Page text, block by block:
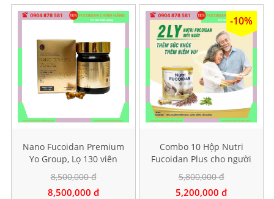
Nano Fucoidan Premium
Yo Group, Lọ 130 viên
8,500,000 đ
8,500,000 đ
-10%
Combo 10 Hộp Nutri
Fucoidan Plus cho người
ăn kiêng, Mỗi hộp 500g
5,800,000 đ
5,200,000 đ